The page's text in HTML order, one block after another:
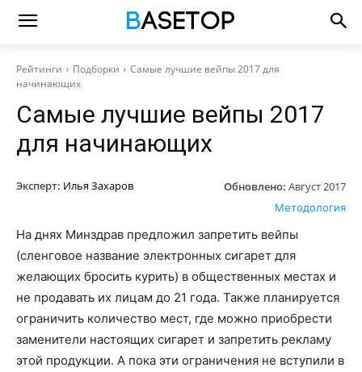
Рейтинги Подборки
Самые лучшие вейпы 2017 для
начинающих
Самые лучшие вейпы 2017
для начинающих
Эксперт: Илья Захаров Обновлено: Август 2017
Методология
На днях Минздрав предложил запретить вейпы
(сленговое название электронных сигарет для
желающих бросить курить) в общественных местах и
не продавать их лицам до 21 года. Также планируется
ограничить количество мест, где можно приобрести
заменители настоящих сигарет и запретить рекламу
этой продукции. А пока эти ограничения не вступили в